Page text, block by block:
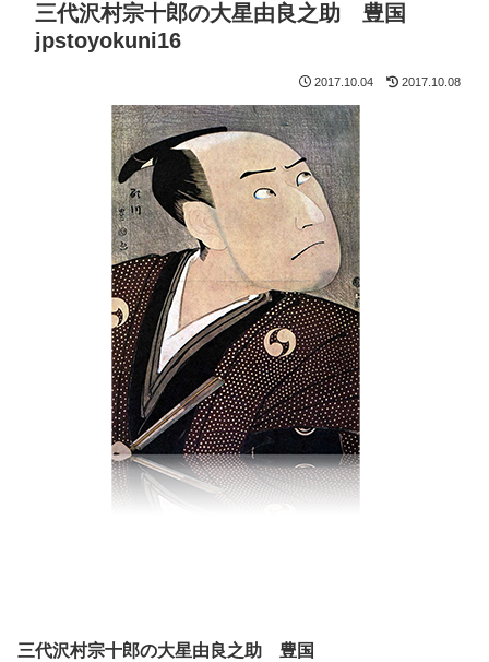
三代沢村宗十郎の大星由良之助 豊国
jpstoyokuni16
2017.10.04 2017.10.08
三代沢村宗十郎の大星由良之助 豊国